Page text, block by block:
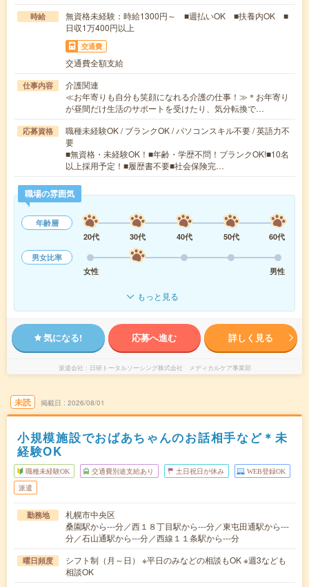
時給
無資格未経験：時給1300円～ ■週払いOK ■扶養内OK ■
日収1万400円以上
交通費
交通費全額支給
仕事内容
介護関連
≪お年寄りも自分も笑顔になれる介護の仕事！≫＊お年寄り
が昼間だけ生活のサポートを受けたり、気分転換で…
応募資格
職種未経験OK / ブランクOK / パソコンスキル不要 / 英語力不
要
■無資格・未経験OK！■年齢・学歴不問！ブランクOK!■10名
以上採用予定！■履歴書不要■社会保険完…
職場の雰囲気
年齢層
20代
30代 40代 50代
60代
男女比率
女性
男性
もっと見る
気になる! 応募へ進む 詳しく見る
派遣会社 日研トータルソーシング株式会社 メディカルケア事業部
未読 掲載日 2026/08/01
小規模施設でおばあちゃんのお話相手など＊未
経験OK
職種未経験OK 交通費別途支給あり 土日祝日が休み WEB登録OK
派遣
勤務地
札幌市中央区
桑園駅から---分／西１８丁目駅から---分／東屯田通駅から---
分／石山通駅から---分／西線１１条駅から---分
曜日頻度
シフト制（月～日） ※平日のみなどの相談もOK ※週3なども
相談OK